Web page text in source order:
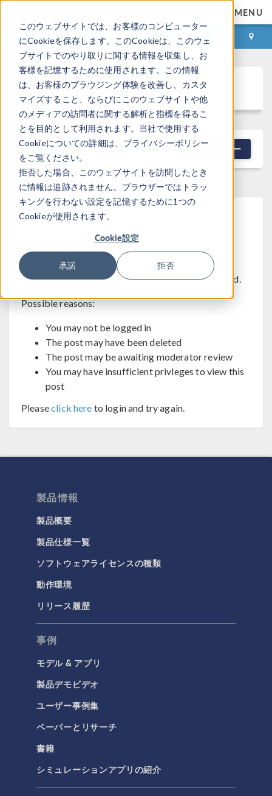
このウェブサイトでは、お客様のコンピューター
にCookieを保存します。このCookieは、このウェ
ブサイトでのやり取りに関する情報を収集し、お
客様を記憶するために使用されます。この情報
は、お客様のブラウジング体験を改善し、カスタ
マイズすること、ならびにこのウェブサイトや他
のメディアの訪問者に関する解析と指標を得るこ
とを目的として利用されます。当社で使用する
Cookieについての詳細は、プライバシーポリシー
をご覧ください。
拒否した場合、このウェブサイトを訪問したとき
に情報は追跡されません。ブラウザーではトラッ
キングを行わない設定を記憶するために1つの
Cookieが使用されます。
Cookie設定
承諾 拒否
MENU
ログイン お問い合わせ
Discussion Forum
NEW DISCUSSION フィルター
This forum post cannot be
viewed
The post you are trying to view cannot be displayed.
Possible reasons:
You may not be logged in
The post may have been deleted
The post may be awaiting moderator review
You may have insufficient privleges to view this
post
Pleaseclick here to login and try again.
製品情報
製品概要
製品仕様一覧
ソフトウェアライセンスの種類
動作環境
リリース履歴
事例
モデル & アプリ
製品デモビデオ
ユーザー事例集
ペーパーとリサーチ
書籍
シミュレーションアプリの紹介